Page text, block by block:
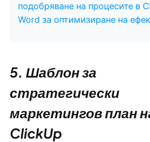
подобряване на процесите в
Word за оптимизиране на
5. Шаблон за
стратегически
маркетингов план
ClickUp